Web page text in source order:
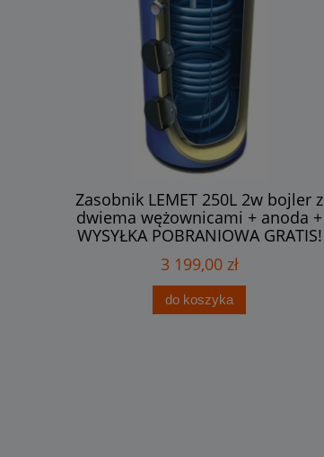
Zasobnik LEMET 250L 2w bojler z
dwiema wężownicami + anoda +
WYSYŁKA POBRANIOWA GRATIS!
3 199,00 zł
do koszyka